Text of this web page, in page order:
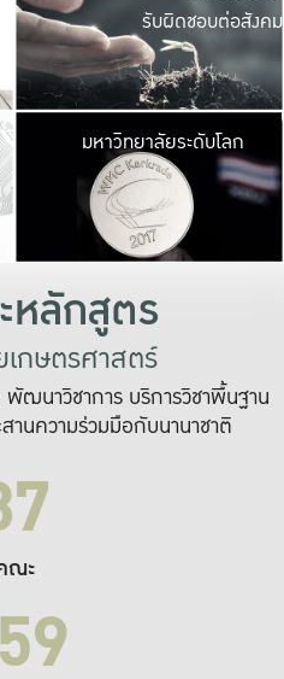
เปิดประ
และพบเรื่องราวใ
รับผิดชอบต่อสังคม
มหาวิ
เปลี่ยนแปลง แล
เพื่อทำง
ระบบสารสนเทศ
มหาวิทยาลัยระดับโลก
ลักสูตร
กษตรศาสตร์
ฒนาวิชาการ บริการวิชาพื้นฐาน
านความร่วมมือกับนานาชาติ
ณะ